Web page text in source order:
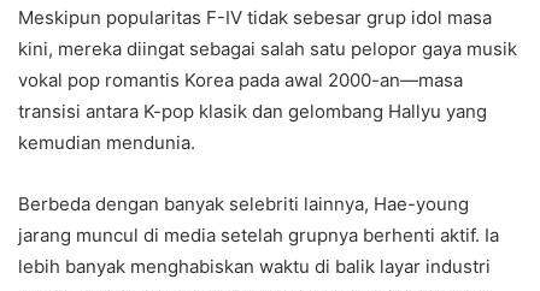
Meskipun popularitas F-IV tidak sebesar grup idol masa
kini, mereka diingat sebagai salah satu pelopor gaya musik
vokal pop romantis Korea pada awal 2000-an—masa
transisi antara K-pop klasik dan gelombang Hallyu yang
kemudian mendunia.
Berbeda dengan banyak selebriti lainnya, Hae-young
jarang muncul di media setelah grupnya berhenti aktif. Ia
lebih banyak menghabiskan waktu di balik layar industri